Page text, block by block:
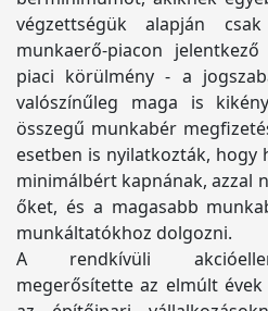
végzettségük alapján
munkaerő-piacon
piaci körülmény - a
valószínűleg maga is
összegű munkabér
esetben is nyilatkozták, hogy
minimálbért kapnának, azzal
őket, és a magasabb
munkáltatókhoz dolgozni.
A rendkívüli
megerősítette az elmúlt